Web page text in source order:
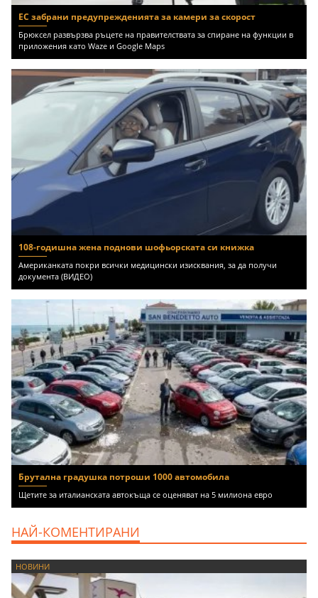
ЕС забрани предупрежденията за камери за скорост
Брюксел развързва ръцете на правителствата за спиране на функции в
приложения като Waze и Google Maps
108-годишна жена поднови шофьорската си книжка
Американката покри всички медицински изисквания, за да получи
документа (ВИДЕО)
Брутална градушка потроши 1000 автомобила
Щетите за италианската автокъща се оценяват на 5 милиона евро
НАЙ-КОМЕНТИРАНИ
НОВИНИ